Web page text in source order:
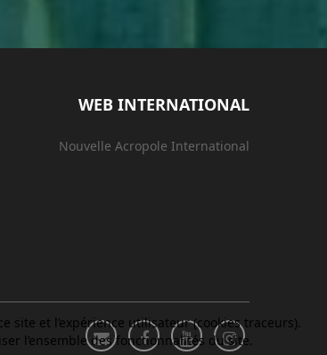
WEB INTERNATIONAL
Nouvelle Acropole International
site et l’expérience utilisateur (cookies traceurs).
l’ensemble des fonctionnalités du site.